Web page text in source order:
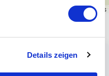
Details zeigen
OpenStreetMapcontributors